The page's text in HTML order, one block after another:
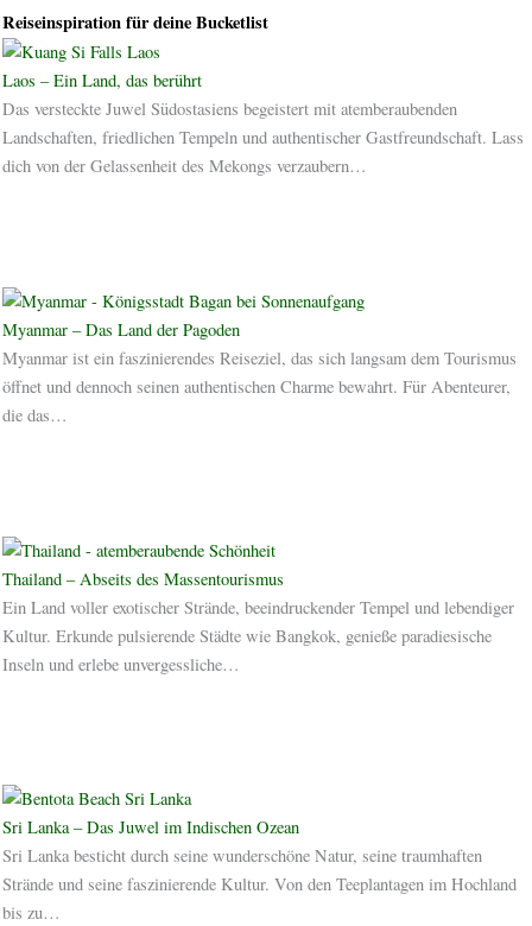
Reiseinspiration für deine Bucketlist
Laos – Ein Land, das berührt
Das versteckte Juwel Südostasiens begeistert mit atemberaubenden
Landschaften, friedlichen Tempeln und authentischer Gastfreundschaft. Lass
dich von der Gelassenheit des Mekongs verzaubern…
Myanmar – Das Land der Pagoden
Myanmar ist ein faszinierendes Reiseziel, das sich langsam dem Tourismus
öffnet und dennoch seinen authentischen Charme bewahrt. Für Abenteurer,
die das…
Thailand – Abseits des Massentourismus
Ein Land voller exotischer Strände, beeindruckender Tempel und lebendiger
Kultur. Erkunde pulsierende Städte wie Bangkok, genieße paradiesische
Inseln und erlebe unvergessliche…
Sri Lanka – Das Juwel im Indischen Ozean
Sri Lanka besticht durch seine wunderschöne Natur, seine traumhaften
Strände und seine faszinierende Kultur. Von den Teeplantagen im Hochland
bis zu…